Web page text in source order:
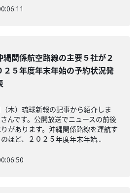
縄関係航空路線の主要５社が２
２５年度年末年始の予約状況発
木）琉球新報の記事から紹介しま
んです。公開放送でニュースの前後
があります。沖縄関係路線を運航す
ほど、２０２５年度年末年始...